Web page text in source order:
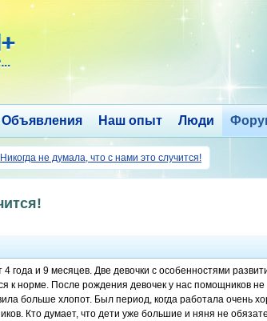
Объявления Наш опыт Люди
Никогда не думала, что с нами это случится!
4 года и 9 месяцев. Две девочки с особенностями
к норме. После рождения девочек у нас помощников
больше хлопот. Был период, когда работала очень
Кто думает, что дети уже большие и няня не